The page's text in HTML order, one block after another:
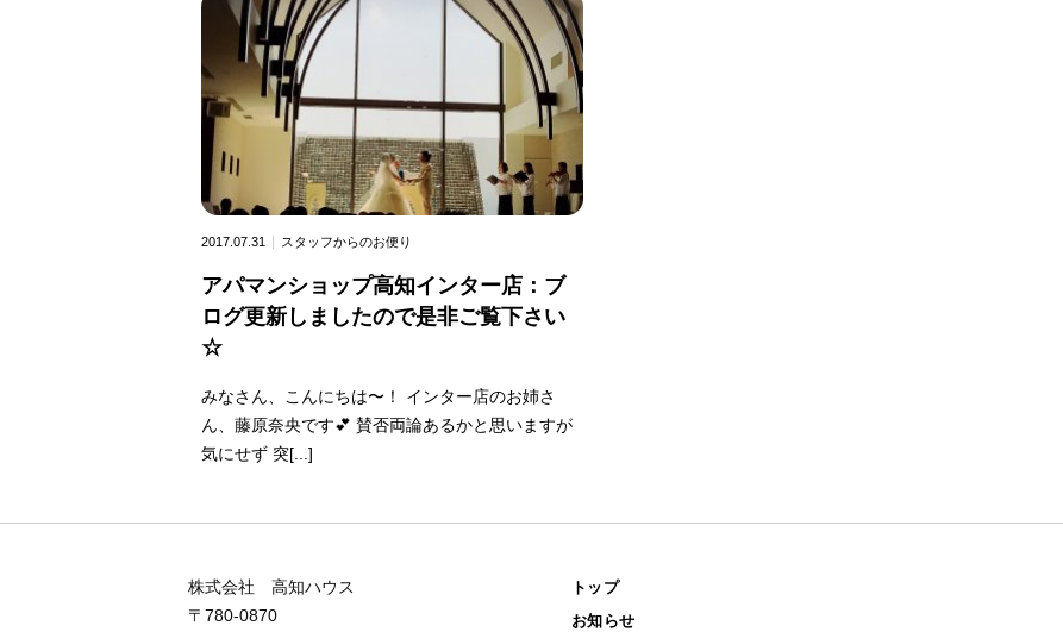
2017.07.31 スタッフからのお便り
アパマンショップ高知インター店：ブ
ログ更新しましたので是非ご覧下さい
☆
みなさん、こんにちは〜！ インター店のお姉さ
ん、藤原奈央です💕 賛否両論あるかと思いますが
気にせず 突[...]
株式会社 高知ハウス
〒780-0870
トップ
お知らせ